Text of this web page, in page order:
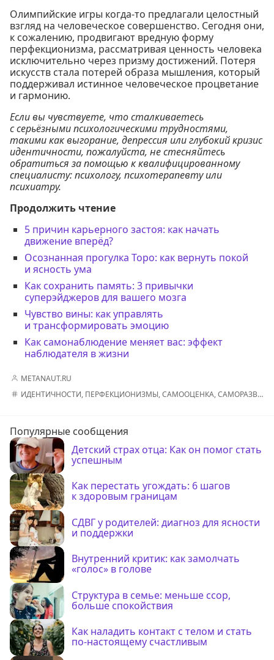
Олимпийские игры когда-то предлагали целостный
взгляд на человеческое совершенство. Сегодня они,
к сожалению, продвигают вредную форму
перфекционизма, рассматривая ценность человека
исключительно через призму достижений. Потеря
искусств стала потерей образа мышления, который
поддерживал истинное человеческое процветание
и гармонию.
Если вы чувствуете, что сталкиваетесь
с серьёзными психологическими трудностями,
такими как выгорание, депрессия или глубокий кризис
идентичности, пожалуйста, не стесняйтесь
обратиться за помощью к квалифицированному
специалисту: психологу, психотерапевту или
психиатру.
Продолжить чтение
5 причин карьерного застоя: как начать
движение вперёд?
Осознанная прогулка Торо: как вернуть покой
и ясность ума
Как сохранить память: 3 привычки
суперэйджеров для вашего мозга
Чувство вины: как управлять
и трансформировать эмоцию
Как самонаблюдение меняет вас: эффект
наблюдателя в жизни
METANAUT.RU
ИДЕНТИЧНОСТИ, ПЕРФЕКЦИОНИЗМЫ,САМООЦЕНКА,САМОРАЗВИТИЕ
Популярные сообщения
Детский страх отца: Как он помог стать
успешным
Как перестать угождать: 6 шагов
к здоровым границам
СДВГ у родителей: диагноз для ясности
и поддержки
Внутренний критик: как замолчать
«голос» в голове
Структура в семье: меньше ссор,
больше спокойствия
Как наладить контакт с телом и стать
по-настоящему счастливым